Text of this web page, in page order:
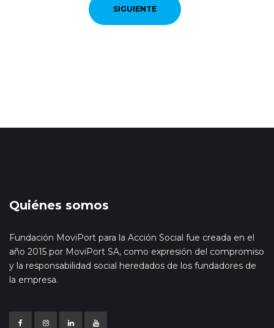
SIGUIENTE
Quiénes somos
Fundación MoviPort para la Acción Social fue creada en el
año 2015 por MoviPort SA, como expresión del compromiso
y la responsabilidad social heredados de los fundadores de
la empresa.